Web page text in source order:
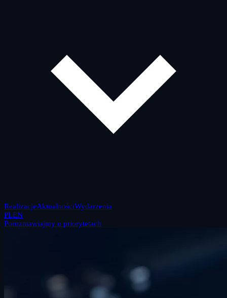
RealizacjeAktualnościWydarzenia
PLEN
Porozmawiajmy o priorytetach